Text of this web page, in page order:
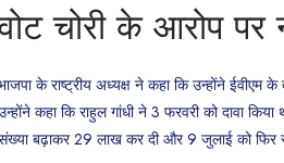
चोरी के आरोप
के राष्ट्रीय अध्यक्ष ने कहा कि उन्होंने ईवीएम
कहा कि राहुल गांधी ने 3 फरवरी को दावा
बढ़ाकर 29 लाख कर दी और 9 जुलाई को फिर